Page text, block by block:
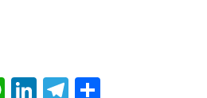
WhatsApp
LinkedIn
Telegram